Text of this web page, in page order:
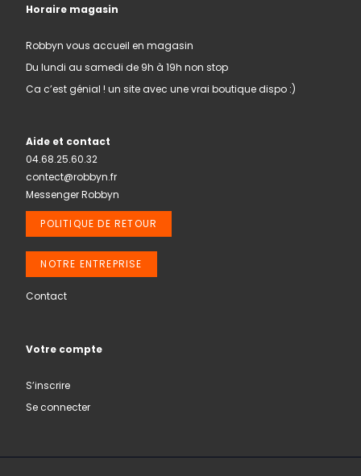
Horaire magasin
Robbyn vous accueil en magasin
Du lundi au samedi de 9h à 19h non stop
Ca c’est génial ! un site avec une vrai boutique dispo :)
Aide et contact
04.68.25.60.32
contect@robbyn.fr
Messenger Robbyn
POLITIQUE DE RETOUR
NOTRE ENTREPRISE
Contact
Votre compte
S’inscrire
Se connecter